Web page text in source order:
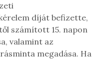
díját befizette,
számított 15. napon
valamint az
megadása. Ha